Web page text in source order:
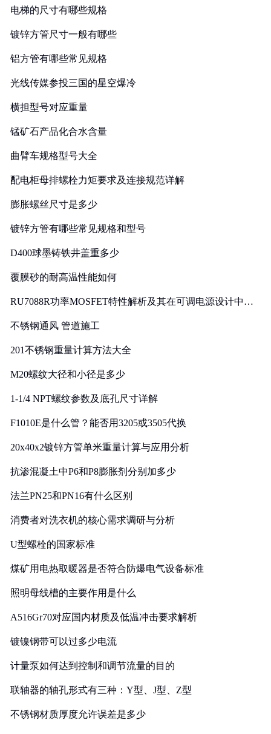
电梯的尺寸有哪些规格
镀锌方管尺寸一般有哪些
铝方管有哪些常见规格
光线传媒参投三国的星空爆冷
横担型号对应重量
锰矿石产品化合水含量
曲臂车规格型号大全
配电柜母排螺栓力矩要求及连接规范详解
膨胀螺丝尺寸是多少
镀锌方管有哪些常见规格和型号
D400球墨铸铁井盖重多少
覆膜砂的耐高温性能如何
RU7088R功率MOSFET特性解析及其在可调电源设计中的
不锈钢通风 管道施工
201不锈钢重量计算方法大全
M20螺纹大径和小径是多少
1-1/4 NPT螺纹参数及底孔尺寸详解
F1010E是什么管？能否用3205或3505代换
20x40x2镀锌方管单米重量计算与应用分析
抗渗混凝土中P6和P8膨胀剂分别加多少
法兰PN25和PN16有什么区别
消费者对洗衣机的核心需求调研与分析
U型螺栓的国家标准
煤矿用电热取暖器是否符合防爆电气设备标准
照明母线槽的主要作用是什么
A516Gr70对应国内材质及低温冲击要求解析
镀镍钢带可以过多少电流
计量泵如何达到控制和调节流量的目的
联轴器的轴孔形式有三种：Y型、J型、Z型
不锈钢材质厚度允许误差是多少